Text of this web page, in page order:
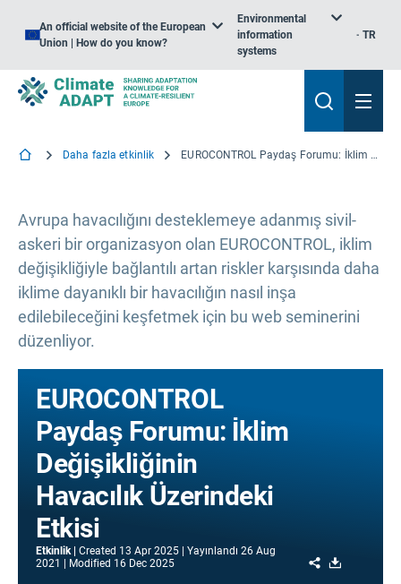
An official website of the European
Union | How do you know?
Environmental
information
systems
TR
Daha fazla etkinlik EUROCONTROL Paydaş Forumu: İklim Değişikliğinin Havacılık Üzerindeki Etkisi
Avrupa havacılığını desteklemeye adanmış sivil-
askeri bir organizasyon olan EUROCONTROL, iklim
değişikliğiyle bağlantılı artan riskler karşısında daha
iklime dayanıklı bir havacılığın nasıl inşa
edilebileceğini keşfetmek için bu web seminerini
düzenliyor.
EUROCONTROL
Paydaş Forumu: İklim
Değişikliğinin
Havacılık Üzerindeki
Etkisi
Etkinlik Created 13 Apr 2025 Yayınlandı 26 Aug
2021
Modified 16 Dec 2025 Share